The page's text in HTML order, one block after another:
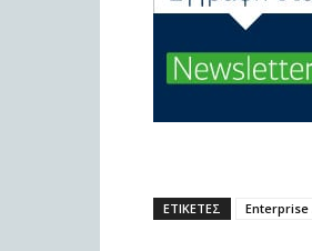
ΕΤΙΚΕΤΕΣ